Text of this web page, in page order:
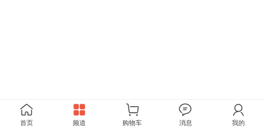
首页 频道 购物车 消息 我的